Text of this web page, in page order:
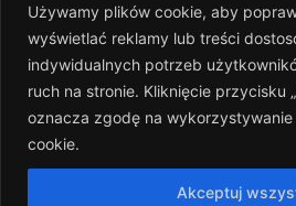
Używamy plików cookie, aby
wyświetlać reklamy lub treści
indywidualnych potrzeb
ruch na stronie. Kliknięcie przycisku
oznacza zgodę na
cookie.
Akceptuj
Zapisz moje nazwisko, adres e-mail i
przeglądarce na następny raz, gdy